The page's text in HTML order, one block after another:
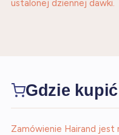
ustalonej dziennej dawki.
Gdzie
Zamówienie Hairand